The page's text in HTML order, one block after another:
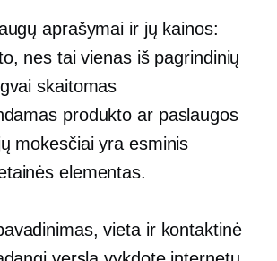
aprašymai ir jų kainos:
nes tai vienas iš pagrindinių
skaitomas
produkto ar paslaugos
mokesčiai yra esminis
elementas.
vieta ir kontaktinė